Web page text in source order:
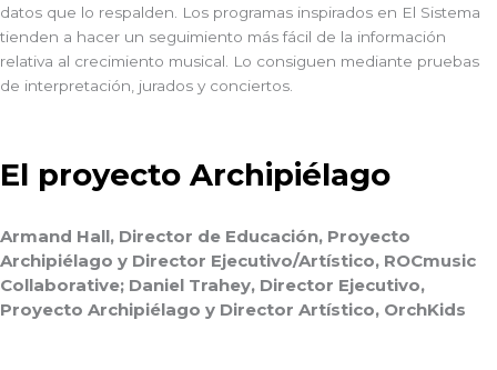
datos que lo respalden. Los programas inspirados en El Sistema
tienden a hacer un seguimiento más fácil de la información
relativa al crecimiento musical. Lo consiguen mediante pruebas
de interpretación, jurados y conciertos.
El proyecto Archipiélago
Armand Hall, Director de Educación, Proyecto
Archipiélago y Director Ejecutivo/Artístico, ROCmusic
Collaborative; Daniel Trahey, Director Ejecutivo,
Proyecto Archipiélago y Director Artístico, OrchKids